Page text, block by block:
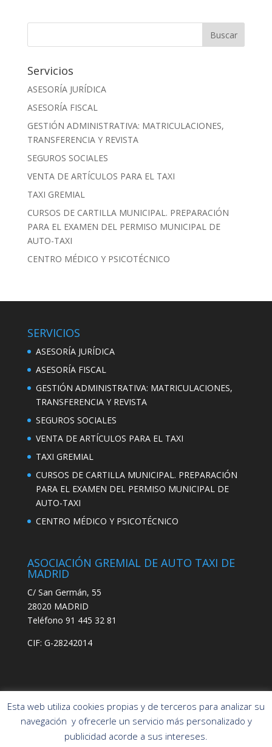
Servicios
ASESORÍA JURÍDICA
ASESORÍA FISCAL
GESTIÓN ADMINISTRATIVA: MATRICULACIONES,
TRANSFERENCIA Y REVISTA
SEGUROS SOCIALES
VENTA DE ARTÍCULOS PARA EL TAXI
TAXI GREMIAL
CURSOS DE CARTILLA MUNICIPAL. PREPARACIÓN
PARA EL EXAMEN DEL PERMISO MUNICIPAL DE
AUTO-TAXI
CENTRO MÉDICO Y PSICOTÉCNICO
SERVICIOS
ASESORÍA JURÍDICA
ASESORÍA FISCAL
GESTIÓN ADMINISTRATIVA: MATRICULACIONES,
TRANSFERENCIA Y REVISTA
SEGUROS SOCIALES
VENTA DE ARTÍCULOS PARA EL TAXI
TAXI GREMIAL
CURSOS DE CARTILLA MUNICIPAL. PREPARACIÓN
PARA EL EXAMEN DEL PERMISO MUNICIPAL DE
AUTO-TAXI
CENTRO MÉDICO Y PSICOTÉCNICO
ASOCIACIÓN GREMIAL DE AUTO TAXI DE
MADRID
C/ San Germán, 55
28020 MADRID
Teléfono 91 445 32 81
CIF: G-28242014
Asociación Gremial POLÍTICA DE PRIVACIDAD
Esta web utiliza cookies propias y de terceros para analizar su
navegación y ofrecerle un servicio más personalizado y
publicidad acorde a sus intereses.